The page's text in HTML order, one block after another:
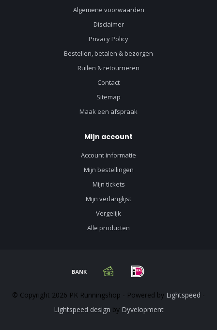
Algemene voorwaarden
Disclaimer
Privacy Policy
Bestellen, betalen & bezorgen
Ruilen & retourneren
Contact
Sitemap
Maak een afspraak
Mijn account
Account informatie
Mijn bestellingen
Mijn tickets
Mijn verlanglijst
Vergelijk
Alle producten
© Copyright 2026 PK Runningshop - Powered by Lightspeed -
Lightspeed design by Dyvelopment